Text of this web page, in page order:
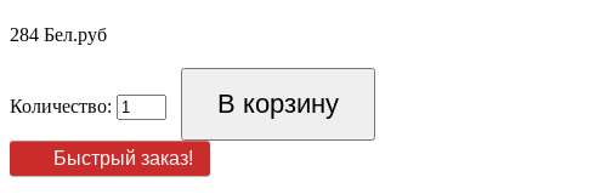
284 Бел.руб
Количество:
Быстрый заказ!